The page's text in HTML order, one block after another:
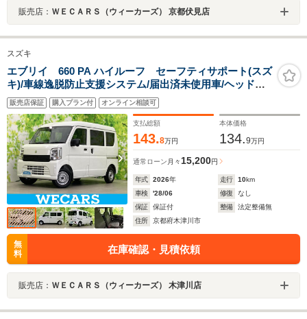
販売店： ＷＥＣＡＲＳ（ウィーカーズ） 京都伏見店
スズキ
エブリイ 660 PA ハイルーフ セーフティサポート(スズ
キ)/車線逸脱防止支援システム/届出済未使用車/ヘッドラ
ンプ LED/EBD付ABS/横滑り防止装置/アイドリングスト
ップ/パワーウインドウ/キーレス
販売店保証 購入プラン付 オンライン相談可
支払総額
143.8万円
本体価格
134.9万円
通常ローン 月々 15,200円
年式 2026年 走行 10km
車検
'28/06 修復
なし
保証
保証付 整備
法定整備無
住所
京都府木津川市
無
料
在庫確認・見積依頼
販売店： ＷＥＣＡＲＳ（ウィーカーズ） 木津川店